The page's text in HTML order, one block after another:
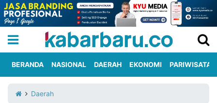
Iklan
Berita
Kami
BERANDA NASIONAL DAERAH EKONOMI PARIWISATA
Daerah